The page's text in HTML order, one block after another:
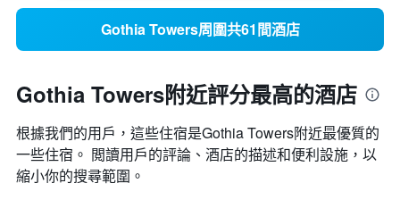
Gothia Towers周圍共61間酒店
Gothia Towers附近評分最高的酒店
根據我們的用戶，這些住宿是Gothia Towers​附近最優質的
一些住宿。 閲讀用戶的評論、酒店的描述和便利設施，以
縮小你的搜尋範圍。